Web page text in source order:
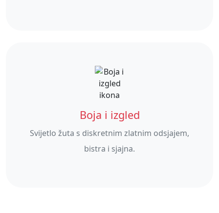
Boja i izgled
Svijetlo žuta s diskretnim zlatnim odsjajem,
bistra i sjajna.